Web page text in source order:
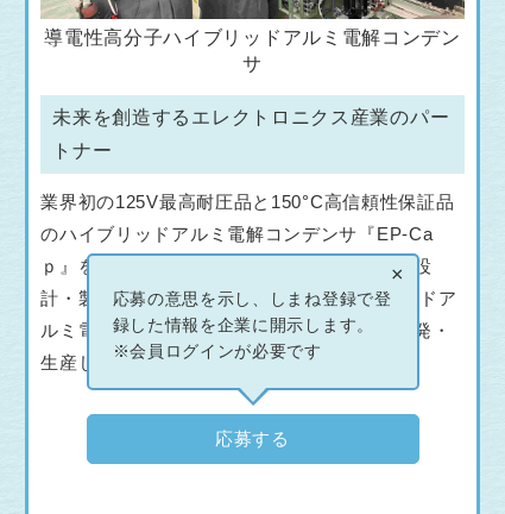
導電性高分子ハイブリッドアルミ電解コンデン
サ
未来を創造するエレクトロニクス産業のパー
トナー
業界初の125V最高耐圧品と150°C高信頼性保証品
のハイブリッドアルミ電解コンデンサ『EP-Ca
ｐ』をはじめとする各種アルミコンデンサの設
計・製造・販売をしています。 ハイブリッドア
ルミ電解コンデンサは当社が世界で初めて開発・
生産した製品です
応募する
×
応募の意思を示し、しまね登録で登
録した情報を企業に開示します。
※会員ログインが必要です